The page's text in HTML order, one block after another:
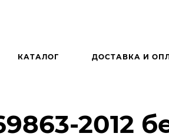
КАТАЛОГ ДОСТАВКА И
2012